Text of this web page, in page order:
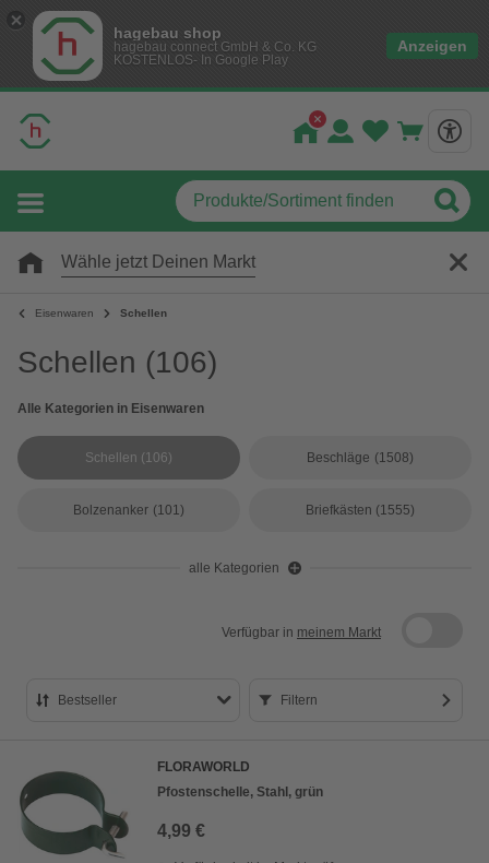
hagebau shop
hagebau connect GmbH & Co. KG
KOSTENLOS- In Google Play
Anzeigen
Wähle jetzt Deinen Markt
Eisenwaren Schellen
Schellen (106)
Alle Kategorien in Eisenwaren
Schellen (106) Beschläge (1508)
Bolzenanker (101) Briefkästen (1555)
alle Kategorien
Verfügbar in meinem Markt
Bestseller
Preis aufsteigend
Preis absteigend
Filtern
FLORAWORLD
Pfostenschelle, Stahl, grün
4,99 €